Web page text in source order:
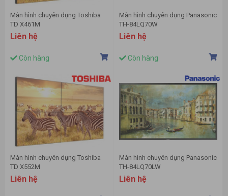
Màn hình chuyên dụng Toshiba
TD X461M
Liên hệ
Còn hàng
Màn hình chuyên dụng Panasonic
TH-84LQ70W
Liên hệ
Còn hàng
Màn hình chuyên dụng Toshiba
TD X552M
Liên hệ
Màn hình chuyên dụng Panasonic
TH-84LQ70LW
Liên hệ